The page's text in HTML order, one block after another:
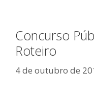
Concurso
Roteiro
4 de outubro de